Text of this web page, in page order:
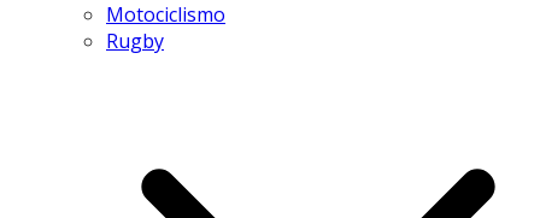
Motociclismo
Rugby